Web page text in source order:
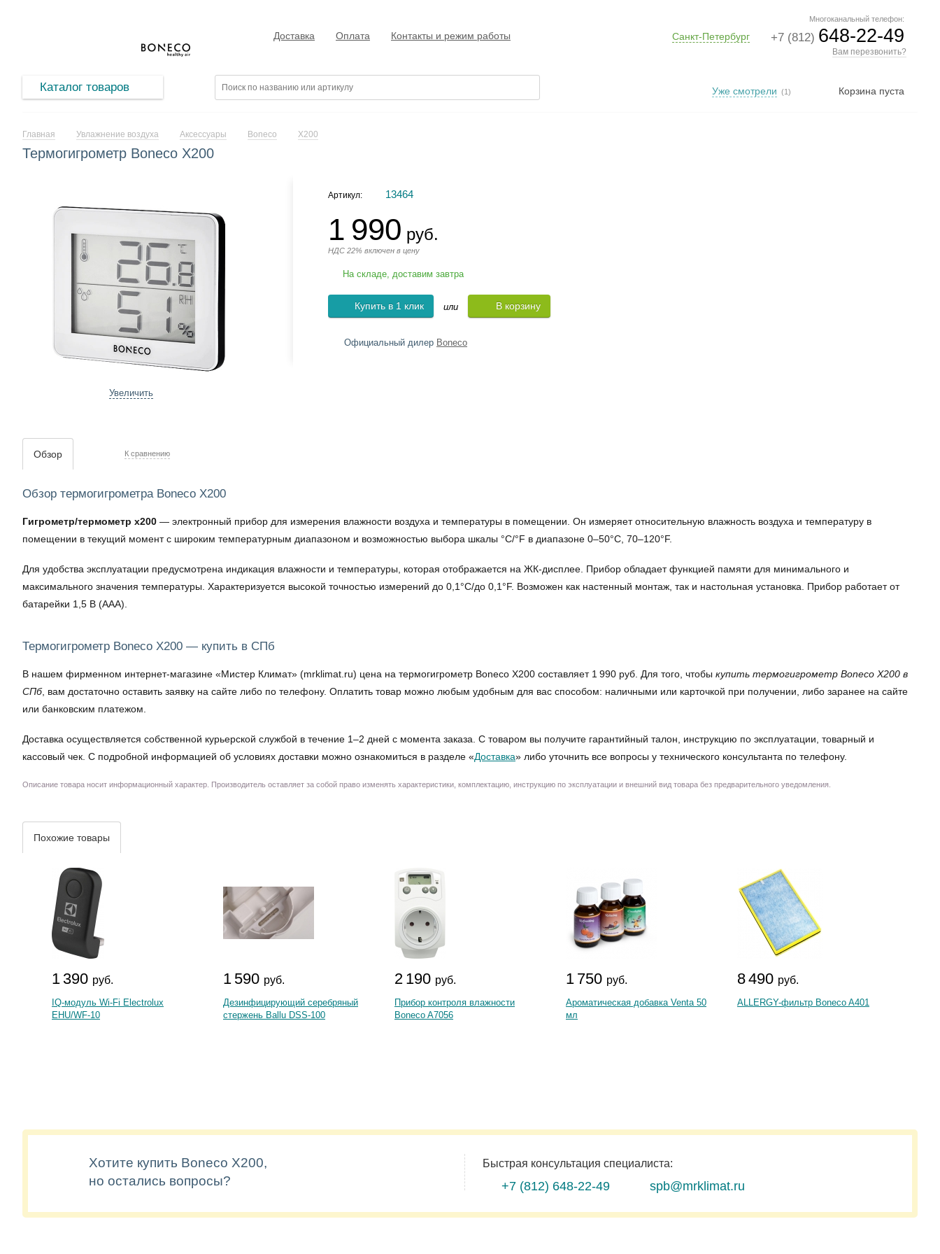
Многоканальный телефон:
+7 (812) 648-22-49
Вам перезвонить?
Санкт-Петербург
Доставка Оплата Контакты и режим работы
Каталог товаров Корзина пуста
Уже смотрели (1)
Главная Увлажнение воздуха Аксессуары Boneco X200
Термогигрометр Boneco X200
Увеличить
Артикул: 13464
1 990 руб.
НДС 22% включен в цену
На складе, доставим завтра
Купить в 1 клик или В корзину
Официальный дилер Boneco
Обзор К сравнению
Обзор термогигрометра Boneco X200
Гигрометр/термометр x200 — электронный прибор для измерения влажности воздуха и температуры в помещении. Он измеряет относительную влажность воздуха и температуру в
помещении в текущий момент с широким температурным диапазоном и возможностью выбора шкалы °C/°F в диапазоне 0–50°C, 70–120°F.
Для удобства эксплуатации предусмотрена индикация влажности и температуры, которая отображается на ЖК-дисплее. Прибор обладает функцией памяти для минимального и
максимального значения температуры. Характеризуется высокой точностью измерений до 0,1°C/до 0,1°F. Возможен как настенный монтаж, так и настольная установка. Прибор работает от
батарейки 1,5 В (ААА).
Термогигрометр Boneco X200 — купить в СПб
В нашем фирменном интернет-магазине «Мистер Климат» (mrklimat.ru) цена на термогигрометр Boneco X200 составляет 1 990 руб. Для того, чтобы купить термогигрометр Boneco X200 в
СПб, вам достаточно оставить заявку на сайте либо по телефону. Оплатить товар можно любым удобным для вас способом: наличными или карточкой при получении, либо заранее на сайте
или банковским платежом.
Доставка осуществляется собственной курьерской службой в течение 1–2 дней с момента заказа. С товаром вы получите гарантийный талон, инструкцию по эксплуатации, товарный и
кассовый чек. С подробной информацией об условиях доставки можно ознакомиться в разделе «Доставка» либо уточнить все вопросы у технического консультанта по телефону.
Описание товара носит информационный характер. Производитель оставляет за собой право изменять характеристики, комплектацию, инструкцию по эксплуатации и внешний вид товара без предварительного уведомления.
Похожие товары
1 390 руб.
IQ-модуль Wi-Fi Electrolux
EHU/WF-10
1 590 руб.
Дезинфицирующий серебряный
стержень Ballu DSS-100
2 190 руб.
Прибор контроля влажности
Boneco A7056
1 750 руб.
Ароматическая добавка Venta 50
мл
8 490 руб.
ALLERGY-фильтр Boneco A401
Хотите купить Boneco X200,
но остались вопросы?
Быстрая консультация специалиста:
+7 (812) 648-22-49 spb@mrklimat.ru